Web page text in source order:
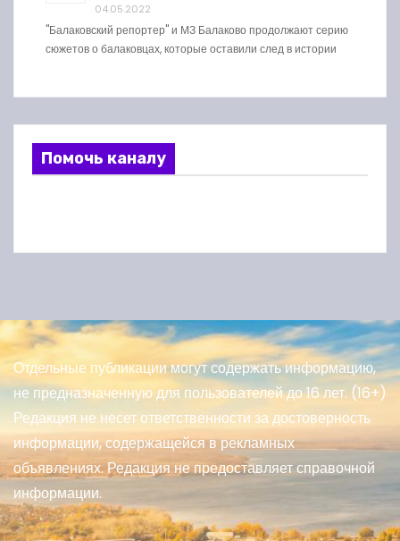
04.05.2022
"Балаковский репортер" и МЗ Балаково продолжают серию
сюжетов о балаковцах, которые оставили след в истории
Помочь каналу
Отдельные публикации могут содержать информацию,
не предназначенную для пользователей до 16 лет. (16+)
Редакция не несет ответственности за достоверность
информации, содержащейся в рекламных
объявлениях. Редакция не предоставляет справочной
информации.